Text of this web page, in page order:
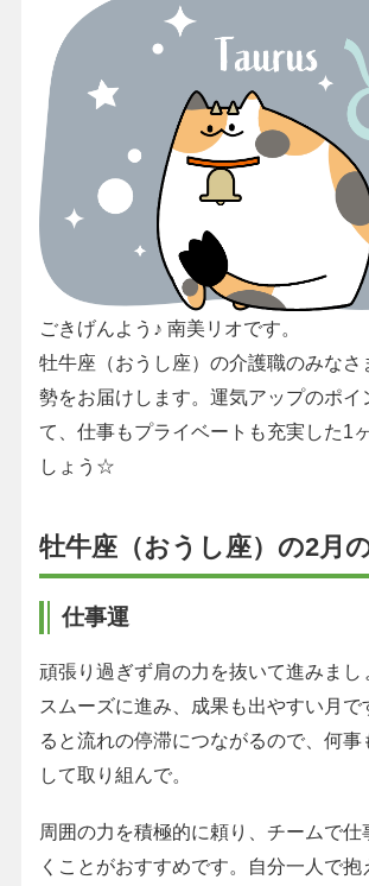
ごきげんよう♪ 南美リオです。
牡牛座（おうし座）の介護職のみなさ
勢をお届けします。運気アップのポイ
て、仕事もプライベートも充実した1
しょう☆
牡牛座（おうし座）の2月
仕事運
頑張り過ぎず肩の力を抜いて進みまし
スムーズに進み、成果も出やすい月で
ると流れの停滞につながるので、何事
して取り組んで。
周囲の力を積極的に頼り、チームで仕
くことがおすすめです。自分一人で抱